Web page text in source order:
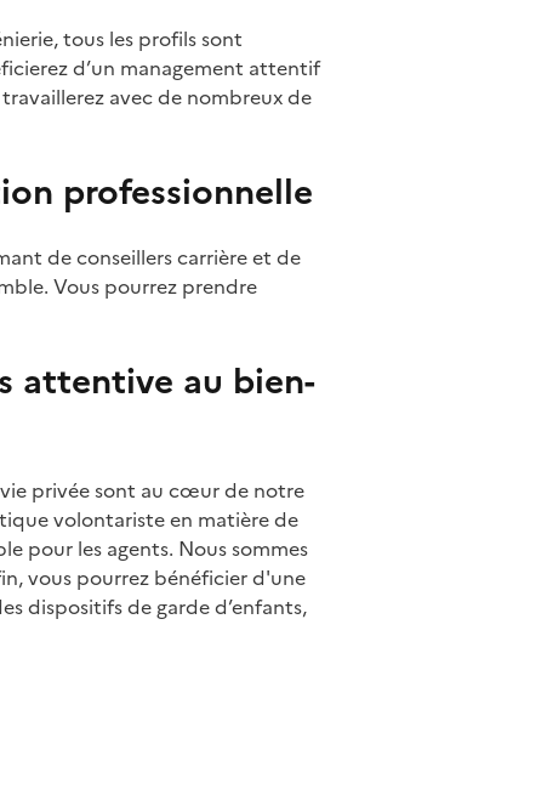
tous les profils sont
d’un management attentif
avec de nombreux de
professionnelle
de conseillers carrière et de
Vous pourrez prendre
attentive au bien-
privée sont au cœur de notre
volontariste en matière de
pour les agents. Nous sommes
vous pourrez bénéficier d'une
dispositifs de garde d’enfants,